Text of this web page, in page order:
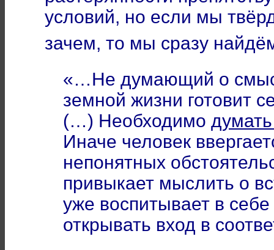
условий, но если мы
зачем, то мы сразу
«…Не думающий о
земной жизни готовит
(…) Необходимо
Иначе человек
непонятных
привыкает мыслить о
уже воспитывает в себе
открывать вход в